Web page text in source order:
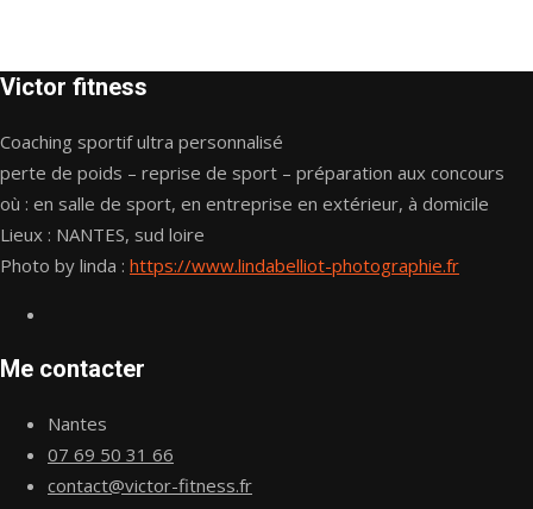
Victor fitness
Coaching sportif ultra personnalisé
perte de poids – reprise de sport – préparation aux concours
où : en salle de sport, en entreprise en extérieur, à domicile
Lieux : NANTES, sud loire
Photo by linda : https://www.lindabelliot-photographie.fr
Me contacter
Nantes
07 69 50 31 66
contact@victor-fitness.fr